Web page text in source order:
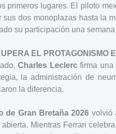
primeros lugares. El piloto
sus dos monoplazas hasta la
su participación una
EL PROTAGONISMO
Charles Leclercfirma una
la administración de
la diferencia.
de Gran Bretaña 2026 volvió
Mientras Ferrari